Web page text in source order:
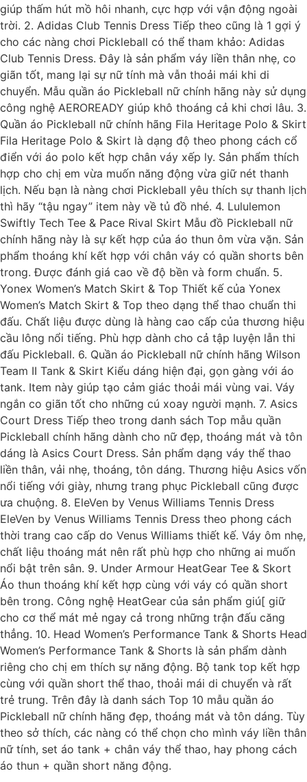
giúp thấm hút mồ hôi nhanh, cực hợp với vận động ngoài
trời. 2. Adidas Club Tennis Dress Tiếp theo cũng là 1 gợi ý
cho các nàng chơi Pickleball có thể tham khảo: Adidas
Club Tennis Dress. Đây là sản phẩm váy liền thân nhẹ, co
giãn tốt, mang lại sự nữ tính mà vẫn thoải mái khi di
chuyển. Mẫu quần áo Pickleball nữ chính hãng này sử dụng
công nghệ AEROREADY giúp khô thoáng cả khi chơi lâu. 3.
Quần áo Pickleball nữ chính hãng Fila Heritage Polo & Skirt
Fila Heritage Polo & Skirt là dạng độ theo phong cách cổ
điển với áo polo kết hợp chân váy xếp ly. Sản phẩm thích
hợp cho chị em vừa muốn năng động vừa giữ nét thanh
lịch. Nếu bạn là nàng chơi Pickleball yêu thích sự thanh lịch
thì hãy “tậu ngay” item này về tủ đồ nhé. 4. Lululemon
Swiftly Tech Tee & Pace Rival Skirt Mẫu đồ Pickleball nữ
chính hãng này là sự kết hợp của áo thun ôm vừa vặn. Sản
phẩm thoáng khí kết hợp với chân váy có quần shorts bên
trong. Được đánh giá cao về độ bền và form chuẩn. 5.
Yonex Women’s Match Skirt & Top Thiết kế của Yonex
Women’s Match Skirt & Top theo dạng thể thao chuẩn thi
đấu. Chất liệu được dùng là hàng cao cấp của thương hiệu
cầu lông nổi tiếng. Phù hợp dành cho cả tập luyện lẫn thi
đấu Pickleball. 6. Quần áo Pickleball nữ chính hãng Wilson
Team II Tank & Skirt Kiểu dáng hiện đại, gọn gàng với áo
tank. Item này giúp tạo cảm giác thoải mái vùng vai. Váy
ngắn co giãn tốt cho những cú xoay người mạnh. 7. Asics
Court Dress Tiếp theo trong danh sách Top mẫu quần
Pickleball chính hãng dành cho nữ đẹp, thoáng mát và tôn
dáng là Asics Court Dress. Sản phẩm dạng váy thể thao
liền thân, vải nhẹ, thoáng, tôn dáng. Thương hiệu Asics vốn
nổi tiếng với giày, nhưng trang phục Pickleball cũng được
ưa chuộng. 8. EleVen by Venus Williams Tennis Dress
EleVen by Venus Williams Tennis Dress theo phong cách
thời trang cao cấp do Venus Williams thiết kế. Váy ôm nhẹ,
chất liệu thoáng mát nên rất phù hợp cho những ai muốn
nổi bật trên sân. 9. Under Armour HeatGear Tee & Skort
Áo thun thoáng khí kết hợp cùng với váy có quần short
bên trong. Công nghệ HeatGear của sản phẩm giú[ giữ
cho cơ thể mát mẻ ngay cả trong những trận đấu căng
thẳng. 10. Head Women’s Performance Tank & Shorts Head
Women’s Performance Tank & Shorts là sản phẩm dành
riêng cho chị em thích sự năng động. Bộ tank top kết hợp
cùng với quần short thể thao, thoải mái di chuyển và rất
trẻ trung. Trên đây là danh sách Top 10 mẫu quần áo
Pickleball nữ chính hãng đẹp, thoáng mát và tôn dáng. Tùy
theo sở thích, các nàng có thể chọn cho mình váy liền thân
nữ tính, set áo tank + chân váy thể thao, hay phong cách
áo thun + quần short năng động.